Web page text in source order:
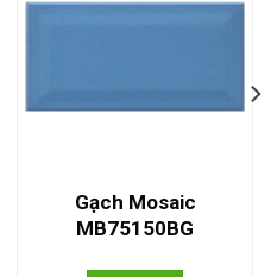
Gạch Mosaic
MB75150BG